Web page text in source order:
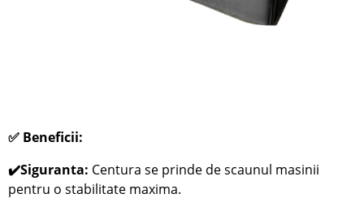
✅ Beneficii:
✔️Siguranta: Centura se prinde de scaunul masinii
pentru o stabilitate maxima.